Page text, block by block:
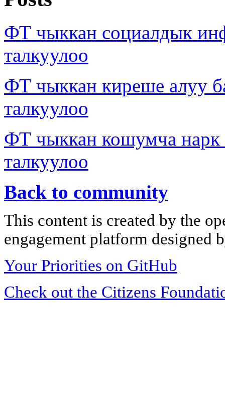
ФТ чыккан социалдык
талкуулоо
ФТ чыккан киреше алуу
талкуулоо
ФТ чыккан кошумча
талкуулоо
Back to community
This content is created by the
engagement platform designed
Your Priorities on GitHub
Check out the Citizens